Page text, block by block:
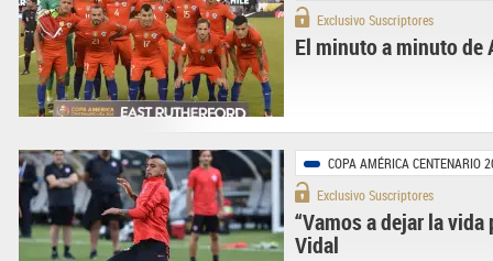
Exclusivo Suscriptores
El minuto a minuto de
COPA AMÉRICA CENTENARIO
Exclusivo Suscriptores
“Vamos a dejar la
Vidal